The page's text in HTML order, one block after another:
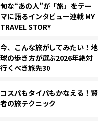
旬な“あの人”が「旅」をテー
マに語るインタビュー連載 MY
TRAVEL STORY
今、こんな旅がしてみたい！地
球の歩き方が選ぶ2026年絶対
行くべき旅先30
コスパもタイパもかなえる！賢
者の旅テクニック